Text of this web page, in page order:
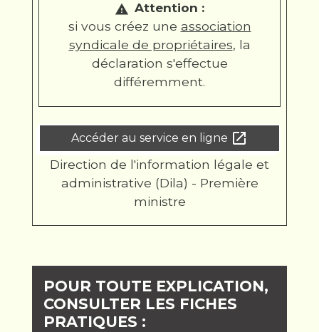
warning Attention :
si vous créez une association
syndicale de propriétaires, la
déclaration s'effectue
différemment.
Accéder au service en ligne open_in_new
Direction de l'information légale et
administrative (Dila) - Première
ministre
POUR TOUTE EXPLICATION,
CONSULTER LES FICHES
PRATIQUES :